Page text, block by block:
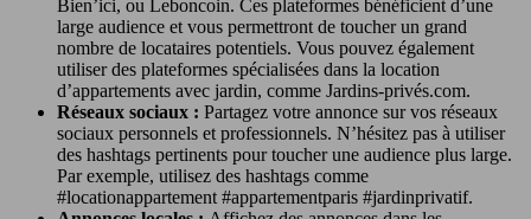
Bien’ici, ou Leboncoin. Ces plateformes bénéficient d’une
large audience et vous permettront de toucher un grand
nombre de locataires potentiels. Vous pouvez également
utiliser des plateformes spécialisées dans la location
d’appartements avec jardin, comme Jardins-privés.com.
Réseaux sociaux : Partagez votre annonce sur vos réseaux
sociaux personnels et professionnels. N’hésitez pas à utiliser
des hashtags pertinents pour toucher une audience plus large.
Par exemple, utilisez des hashtags comme
#locationappartement #appartementparis #jardinprivatif.